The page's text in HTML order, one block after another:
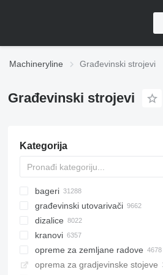
Machineryline Građevinski strojevi
Građevinski strojevi
Kategorija
bageri
bageri gusjeničari
mini bageri
bageri točkaši
kombinirke
midi bageri
građevinski utovarivači
prednji utovarivači
mini utovarivači
teleskopski utovarivači
multifunkcionalni utovarivači
dizalice
škaraste platforme
hidraulične zglobne platforme
auto košare
kranovi
dizalice za sve terene
autodizalice
opreme za zemljane radove
buldožeri
oprema za gradjevinske stojeve